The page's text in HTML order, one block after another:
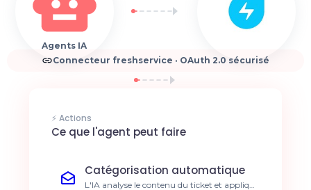
Agents IA
Connecteur freshservice · OAuth 2.0 sécurisé
⚡ Actions
Ce que l'agent peut faire
Catégorisation automatique
L'IA analyse le contenu du ticket et applique